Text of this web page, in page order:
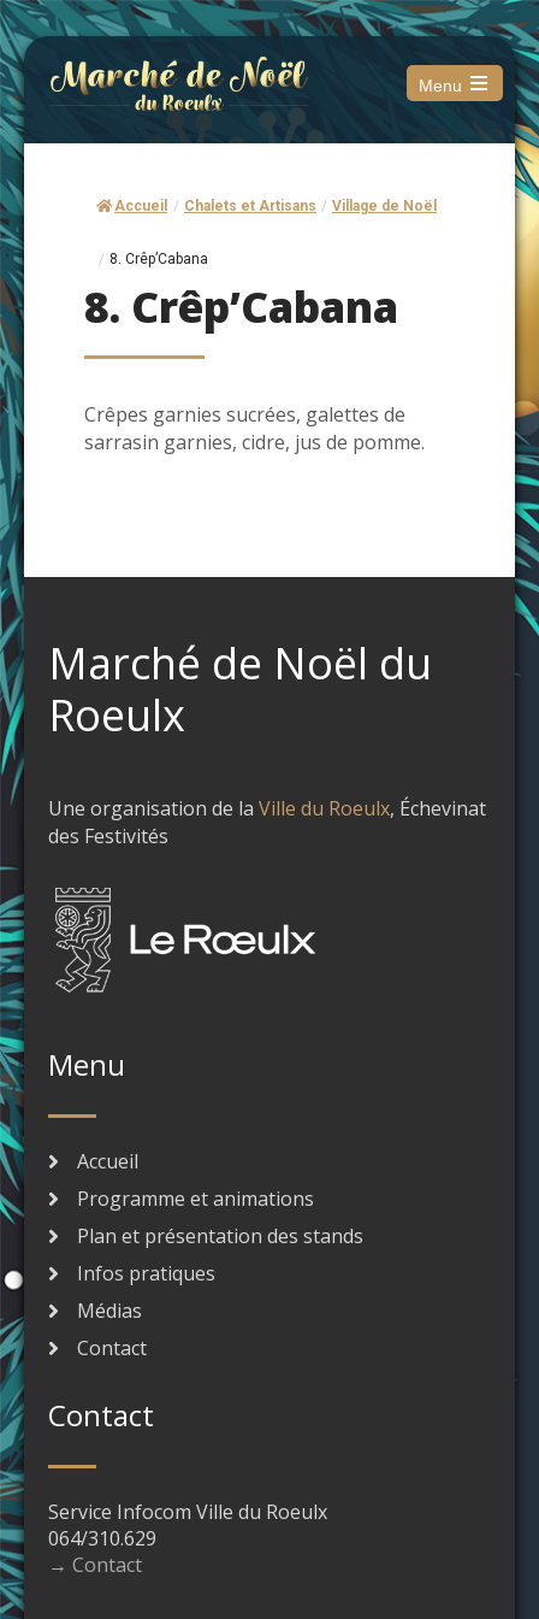
Menu
Open
main
Accueil / Chalets et Artisans / Village de Noël
/ 8. Crêp’Cabana
8. Crêp’Cabana
Crêpes garnies sucrées, galettes de
sarrasin garnies, cidre, jus de pomme.
Marché de Noël du
Roeulx
Une organisation de la Ville du Roeulx, Échevinat
des Festivités
Menu
Accueil
Programme et animations
Plan et présentation des stands
Infos pratiques
Médias
Contact
Contact
Service Infocom Ville du Roeulx
064/310.629
→ Contact